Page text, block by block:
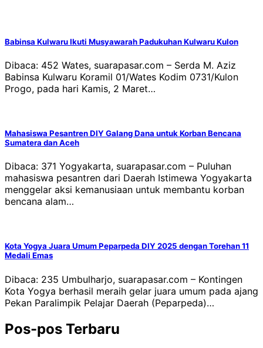
Babinsa Kulwaru Ikuti Musyawarah Padukuhan Kulwaru Kulon
Dibaca: 452 Wates, suarapasar.com – Serda M. Aziz
Babinsa Kulwaru Koramil 01/Wates Kodim 0731/Kulon
Progo, pada hari Kamis, 2 Maret…
Mahasiswa Pesantren DIY Galang Dana untuk Korban Bencana
Sumatera dan Aceh
Dibaca: 371 Yogyakarta, suarapasar.com – Puluhan
mahasiswa pesantren dari Daerah Istimewa Yogyakarta
menggelar aksi kemanusiaan untuk membantu korban
bencana alam…
Kota Yogya Juara Umum Peparpeda DIY 2025 dengan Torehan 11
Medali Emas
Dibaca: 235 Umbulharjo, suarapasar.com – Kontingen
Kota Yogya berhasil meraih gelar juara umum pada ajang
Pekan Paralimpik Pelajar Daerah (Peparpeda)…
Pos-pos Terbaru